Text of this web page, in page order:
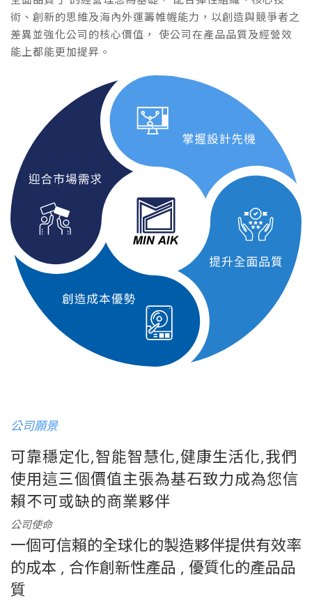
術、創新的思維及海內外運籌帷幄能力，以創造與競爭者之
差異並強化公司的核心價值， 使公司在產品品質及經營效
能上都能更加提昇。
公司願景
可靠穩定化,智能智慧化,健康生活化,我們
使用這三個價值主張為基石致力成為您信
賴不可或缺的商業夥伴
公司使命
一個可信賴的全球化的製造夥伴提供有效率
的成本 , 合作創新性產品 , 優質化的產品品
質